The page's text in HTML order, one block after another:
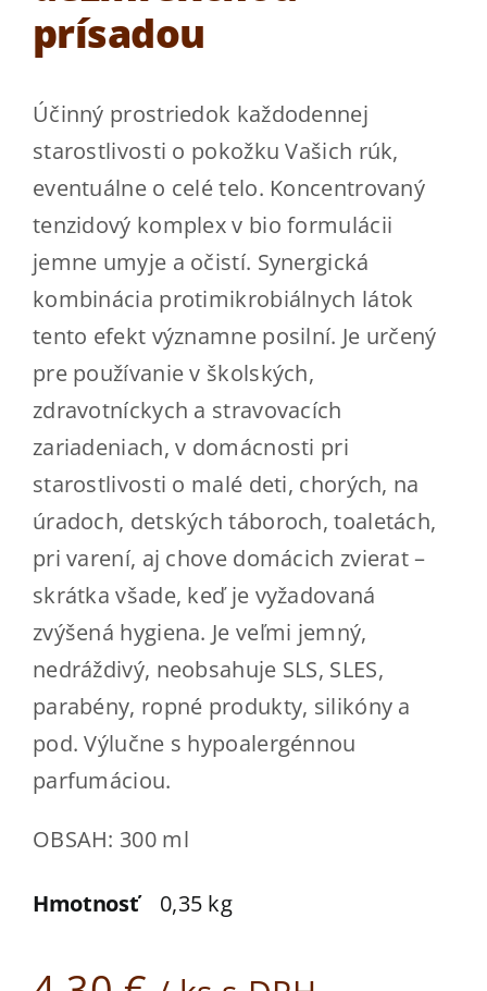
Kde kúpiť
ESHOP
prísadou
Účinný prostriedok každodennej
starostlivosti o pokožku Vašich rúk,
eventuálne o celé telo. Koncentrovaný
tenzidový komplex v bio formulácii
jemne umyje a očistí. Synergická
kombinácia protimikrobiálnych látok
tento efekt významne posilní. Je určený
pre používanie v školských,
zdravotníckych a stravovacích
zariadeniach, v domácnosti pri
starostlivosti o malé deti, chorých, na
úradoch, detských táboroch, toaletách,
pri varení, aj chove domácich zvierat –
skrátka všade, keď je vyžadovaná
zvýšená hygiena. Je veľmi jemný,
nedráždivý, neobsahuje SLS, SLES,
parabény, ropné produkty, silikóny a
pod. Výlučne s hypoalergénnou
parfumáciou.
OBSAH: 300 ml
Hmotnosť 0,35 kg